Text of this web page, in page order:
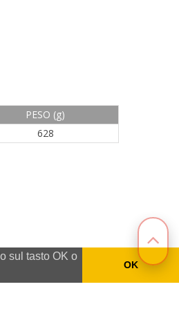
sul tasto OK o
OK
PESO (g)
628